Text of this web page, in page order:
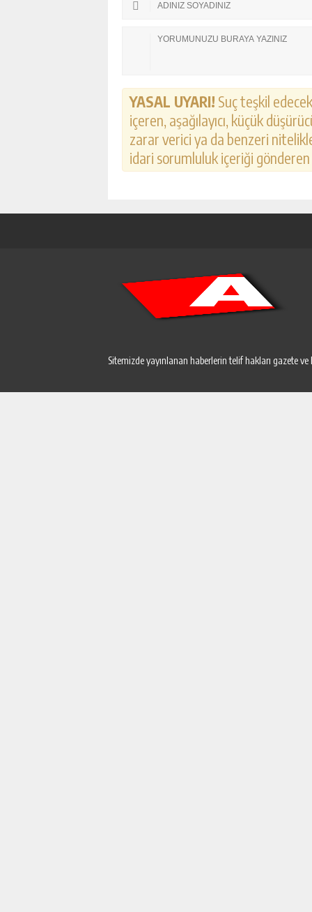
YASAL UYARI! Suç teşkil
içeren, aşağılayıcı, küçük
zarar verici ya da benzeri
idari sorumluluk içeriği
Sitemizde yayınlanan haberlerin telif hakları gazete